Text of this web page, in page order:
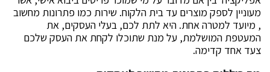
מעוניין לספק מוצרים עד בית הלקוח. שירות כמו פתרונות מחשוב
, מיועד למטרה אחת. היא לתת לכם, בעלי העסקים, את
המעטפת המושלמת, על מנת שתוכלו לקחת את העסק שלכם
צעד אחד קדימה.